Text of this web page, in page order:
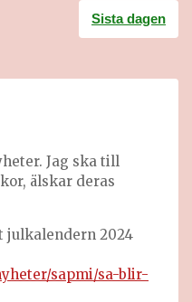
Sista dagen
Jag ska till
älskar deras
julkalendern 2024
sapmi/sa-blir-